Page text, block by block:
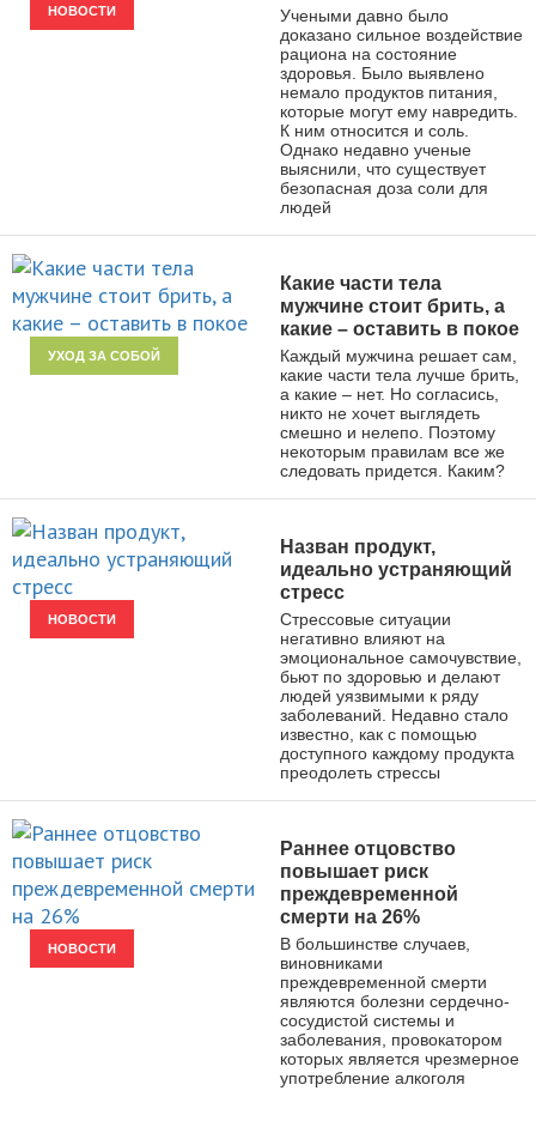
НОВОСТИ
Учеными давно было
доказано сильное воздействие
рациона на состояние
здоровья. Было выявлено
немало продуктов питания,
которые могут ему навредить.
К ним относится и соль.
Однако недавно ученые
выяснили, что существует
безопасная доза соли для
людей
УХОД ЗА СОБОЙ
Какие части тела
мужчине стоит брить, а
какие – оставить в покое
Каждый мужчина решает сам,
какие части тела лучше брить,
а какие – нет. Но согласись,
никто не хочет выглядеть
смешно и нелепо. Поэтому
некоторым правилам все же
следовать придется. Каким?
НОВОСТИ
Назван продукт,
идеально устраняющий
стресс
Стрессовые ситуации
негативно влияют на
эмоциональное самочувствие,
бьют по здоровью и делают
людей уязвимыми к ряду
заболеваний. Недавно стало
известно, как с помощью
доступного каждому продукта
преодолеть стрессы
НОВОСТИ
Раннее отцовство
повышает риск
преждевременной
смерти на 26%
В большинстве случаев,
виновниками
преждевременной смерти
являются болезни сердечно-
сосудистой системы и
заболевания, провокатором
которых является чрезмерное
употребление алкоголя